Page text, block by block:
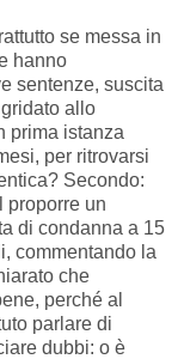
se messa in
hanno
sentenze, suscita
allo
prima istanza
per ritrovarsi
Secondo:
proporre un
di condanna a 15
commentando la
che
perché al
parlare di
dubbi: o è